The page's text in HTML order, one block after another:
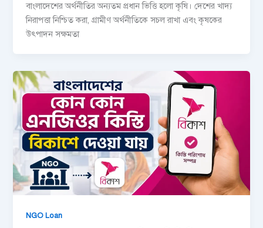
বাংলাদেশের অর্থনীতির অন্যতম প্রধান ভিত্তি হলো কৃষি। দেশের খাদ্য
নিরাপত্তা নিশ্চিত করা, গ্রামীণ অর্থনীতিকে সচল রাখা এবং কৃষকের
উৎপাদন সক্ষমতা
NGO Loan